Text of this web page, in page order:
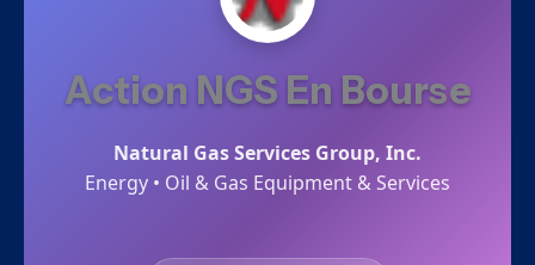
Action NGS En Bourse
Natural Gas Services Group, Inc.
Energy • Oil & Gas Equipment & Services